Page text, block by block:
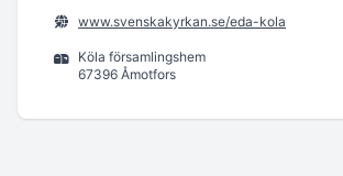
www.svenskakyrkan.se/eda-kola
Köla församlingshem
67396 Åmotfors